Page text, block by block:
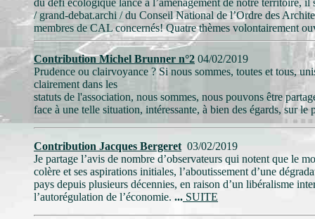
du défi écologique lancé à l’aménagement de notre territoire,
/ grand-debat.archi / du Conseil National de l’Ordre des
membres de CAL concernés! Quatre thèmes volontairement
Contribution Michel Brunner n°2 04/02/2019
Prudence ou clairvoyance ? Si nous sommes, toutes et tous,
clairement dans les
statuts de l'association, nous sommes, nous pouvons être
face à une telle situation, intéressante, à bien des égards, sur
Contribution Jacques Bergeret 03/02/2019
Je partage l’avis de nombre d’observateurs qui notent que le
colère et ses aspirations initiales, l’aboutissement d’une
pays depuis plusieurs décennies, en raison d’un libéralisme
l’autorégulation de l’économie. ... SUITE